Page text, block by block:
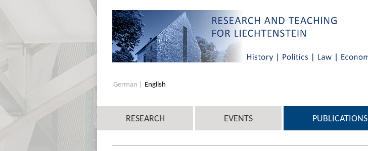
German English
RESEARCH EVENTS PUBLICATIONS